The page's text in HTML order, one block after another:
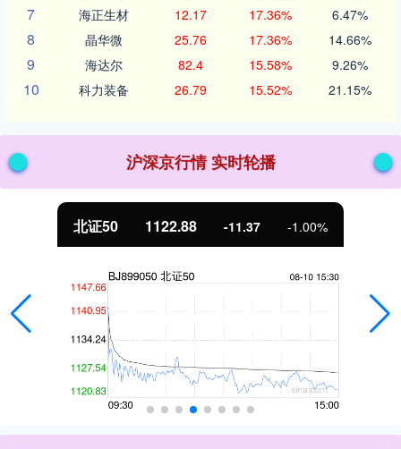
7 海正生材 12.17 17.36% 6.47%
8 晶华微 25.76 17.36% 14.66%
9 海达尔 82.4 15.58% 9.26%
10 科力装备 26.79 15.52% 21.15%
沪深京行情 实时轮播
北证50 1122.88 -11.37 -1.00%